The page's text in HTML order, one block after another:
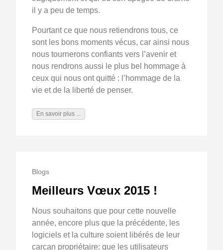
il y a peu de temps.
Pourtant ce que nous retiendrons tous, ce
sont les bons moments vécus, car ainsi nous
nous tournerons confiants vers l’avenir et
nous rendrons aussi le plus bel hommage à
ceux qui nous ont quitté : l’hommage de la
vie et de la liberté de penser.
En savoir plus ...
Blogs
Meilleurs Vœux 2015 !
Nous souhaitons que pour cette nouvelle
année, encore plus que la précédente, les
logiciels et la culture soient libérés de leur
carcan propriétaire; que les utilisateurs